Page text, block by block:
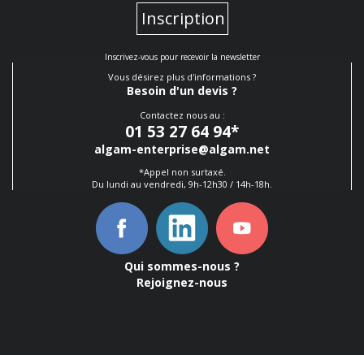
Inscription
Inscrivez-vous pour recevoir la newsletter
Vous désirez plus d'informations ?
Besoin d'un devis ?
Contactez nous au :
01 53 27 64 94*
algam-enterprise@algam.net
*Appel non surtaxé.
Du lundi au vendredi, 9h-12h30 / 14h-18h.
Qui sommes-nous ?
Rejoignez-nous